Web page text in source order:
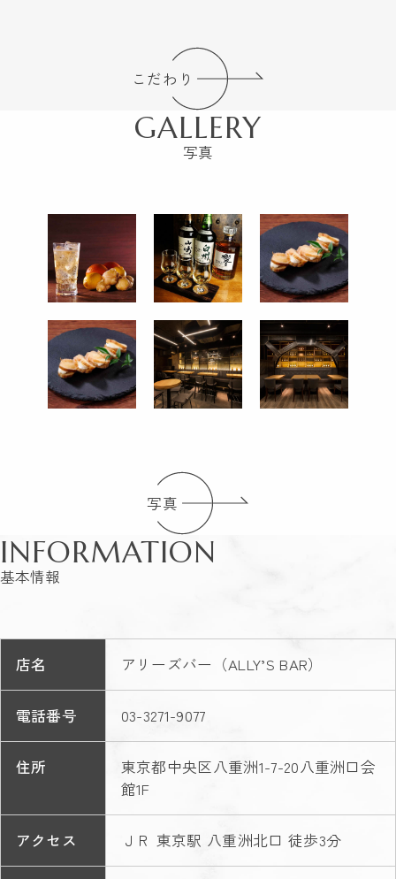
こだわり
GALLERY
写真
写真
INFORMATION
基本情報
店名 アリーズバー（ALLY’S BAR）
電話番号 03-3271-9077
住所
東京都中央区八重洲1-7-20八重洲口会
館1F
アクセス ＪＲ 東京駅 八重洲北口 徒歩3分